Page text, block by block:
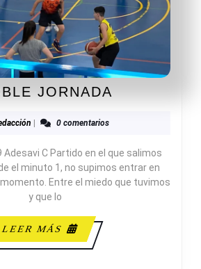
JORNADA
Redacción
| 0 comentarios
C Partido en el que salimos
el minuto 1, no supimos entrar en
Entre el miedo que tuvimos
y que lo
LEER MÁS
LEER
MÁS